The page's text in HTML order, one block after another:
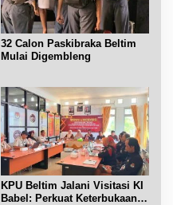
32 Calon Paskibraka Beltim
Mulai Digembleng
KPU Beltim Jalani Visitasi KI
Babel: Perkuat Keterbukaan